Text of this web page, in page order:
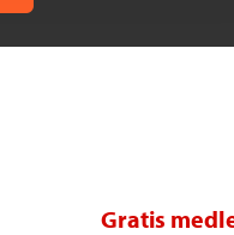
Gratis